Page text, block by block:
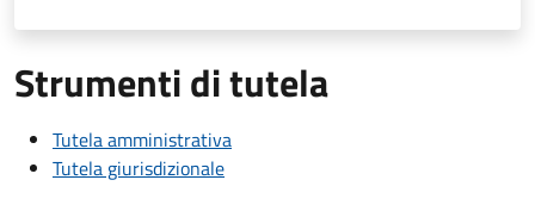
Strumenti di tutela
Tutela amministrativa
Tutela giurisdizionale